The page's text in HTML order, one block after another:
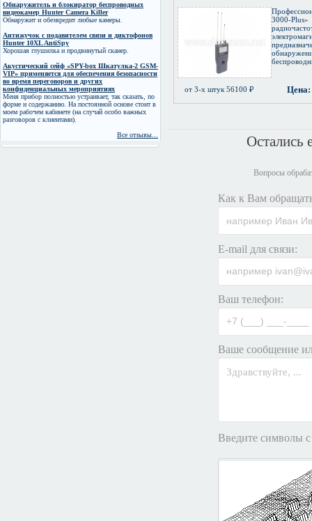
Обнаружитель и блокиратор беспроводных
видеокамер Hunter Camera Killer
Обнаружит и обезвредит любые камеры.
Антижучок c подавителем связи и диктофонов
Hunter 10XL AntiSpy
Хорошая глушилка и продвинутый сканер.
Акустический сейф «SPY-box Шкатулка-2 GSM-
VIP» применяется для обеспечения безопасности
во время переговоров и других
конфиденциальных мероприятиях
Меня прибор полностью устраивает, так сказать, по
форме и содержанию. На постоянной основе стоит в
моем рабочем кабинете (на случай особо важных
разговоров с клиентами).
Все отзывы...
3000-
от 3-х штук 56100 ₽ Цена:
Вопросы
Как к Вам
E-mail для связи:
Ваш телефон:
Ваше сообщение
Введите символы